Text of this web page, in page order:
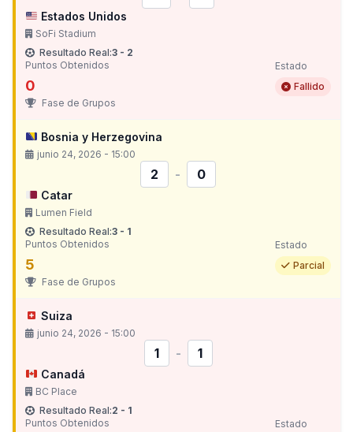
Estados Unidos
SoFi Stadium
Resultado Real:3 - 2
Puntos Obtenidos
0
Estado
Fallido
Fase de Grupos
Bosnia y Herzegovina
junio 24, 2026 - 15:00
2 - 0
Catar
Lumen Field
Resultado Real:3 - 1
Puntos Obtenidos
5
Estado
Parcial
Fase de Grupos
Suiza
junio 24, 2026 - 15:00
1 - 1
Canadá
BC Place
Resultado Real:2 - 1
Puntos Obtenidos
Estado